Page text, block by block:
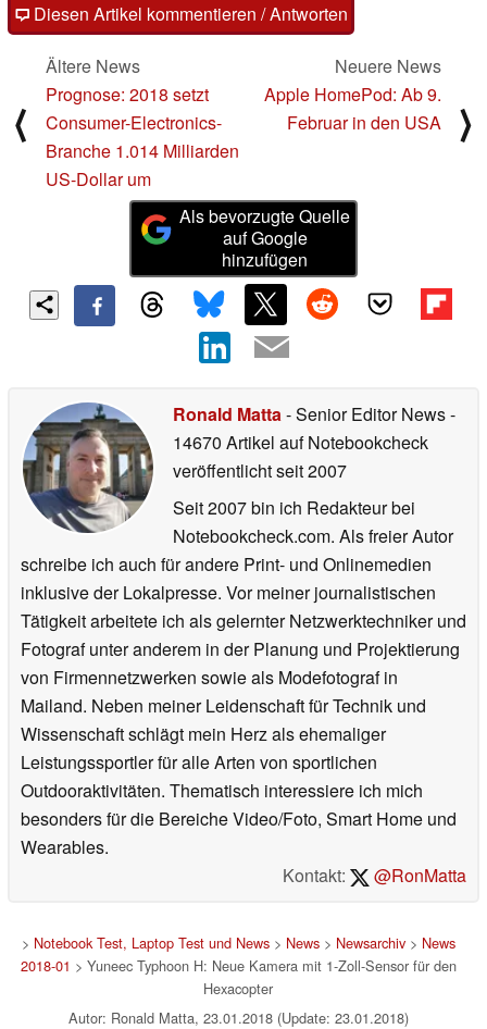
Diesen Artikel kommentieren / Antworten
⟨
Ältere News
Prognose: 2018 setzt
Consumer-Electronics-
Branche 1.014 Milliarden
US-Dollar um
Neuere News
Apple HomePod: Ab 9.
Februar in den USA
⟩
Als bevorzugte Quelle
auf Google
hinzufügen
Ronald Matta- Senior Editor News-
14670 Artikel auf Notebookcheck
veröffentlichtseit 2007
Seit 2007 bin ich Redakteur bei
Notebookcheck.com. Als freier Autor
schreibe ich auch für andere Print- und Onlinemedien
inklusive der Lokalpresse. Vor meiner journalistischen
Tätigkeit arbeitete ich als gelernter Netzwerktechniker und
Fotograf unter anderem in der Planung und Projektierung
von Firmennetzwerken sowie als Modefotograf in
Mailand. Neben meiner Leidenschaft für Technik und
Wissenschaft schlägt mein Herz als ehemaliger
Leistungssportler für alle Arten von sportlichen
Outdooraktivitäten. Thematisch interessiere ich mich
besonders für die Bereiche Video/Foto, Smart Home und
Wearables.
Kontakt:
@RonMatta
> Notebook Test, Laptop Test und News> News> Newsarchiv> News
2018-01 > Yuneec Typhoon H: Neue Kamera mit 1-Zoll-Sensor für den
Hexacopter
Autor: Ronald Matta, 23.01.2018 (Update: 23.01.2018)